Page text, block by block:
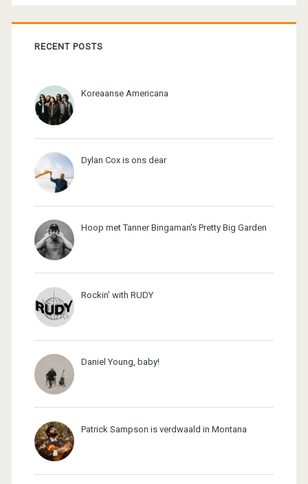
RECENT POSTS
Koreaanse Americana
Dylan Cox is ons dear
Hoop met Tanner Bingaman's Pretty Big Garden
Rockin' with RUDY
Daniel Young, baby!
Patrick Sampson is verdwaald in Montana